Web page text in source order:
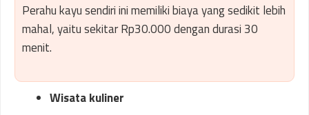
Perahu kayu sendiri ini memiliki biaya yang sedikit lebih
mahal, yaitu sekitar Rp30.000 dengan durasi 30
menit.
Wisata kuliner